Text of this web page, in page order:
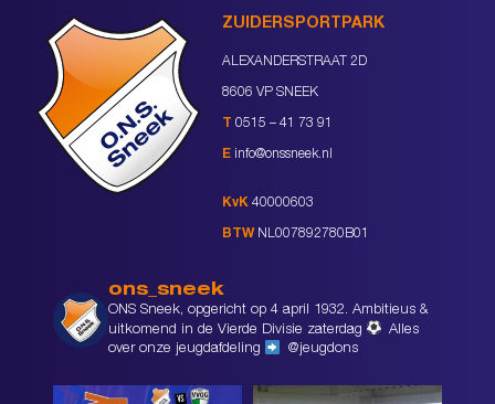
ZUIDERSPORTPARK
ALEXANDERSTRAAT 2D
8606 VP SNEEK
T 0515 – 41 73 91
E info@onssneek.nl
KvK 40000603
BTW NL007892780B01
ons_sneek
ONS Sneek, opgericht op 4 april 1932. Ambitieus &
uitkomend in de Vierde Divisie zaterdag
Alles
over onze jeugdafdeling
@jeugdons